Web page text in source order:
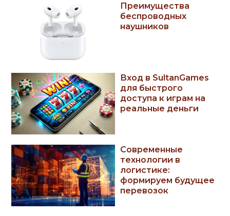
Преимущества
беспроводных
наушников
Вход в SultanGames
для быстрого
доступа к играм на
реальные деньги
Современные
технологии в
логистике:
формируем будущее
перевозок